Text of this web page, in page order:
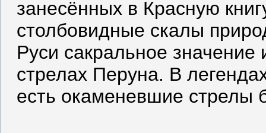
занесённых в Красную
столбовидные скалы
Руси сакральное
стрелах Перуна. В
есть окаменевшие стрелы